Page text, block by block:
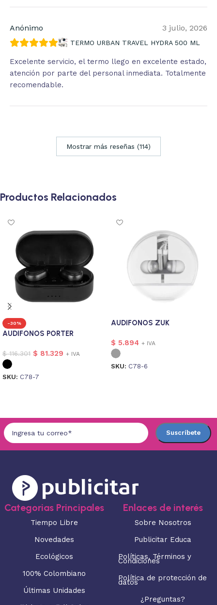
Anónimo 3 julio, 2026
TERMO URBAN TRAVEL HYDRA 500 ML
Excelente servicio, el termo llego en excelente estado,
atención por parte del personal inmediata. Totalmente
recomendable.
Mostrar más reseñas (114)
Productos Relacionados
-30%
AUDIFONOS PORTER
$116.301 $ 81.329 + IVA
SKU: C78-7
AUDIFONOS ZUK
$ 5.894 + IVA
SKU: C78-6
Categorias Principales
Tiempo Libre
Novedades
Ecológicos
100% Colombiano
Últimas Unidades
Enlaces de interés
Sobre Nosotros
Publicitar Educa
Políticas, Términos y
Condiciones
Política de protección de
datos
¿Preguntas?